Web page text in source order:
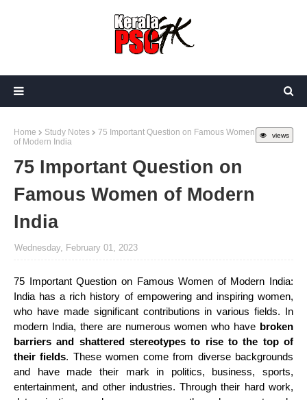
views
Home Study Notes
75 Important Question on Famous Women
of Modern India
75 Important Question on
Famous Women of Modern
India
Wednesday, February 01, 2023
75 Important Question on Famous Women of Modern India:
India has a rich history of empowering and inspiring women,
who have made significant contributions in various fields. In
modern India, there are numerous women who have broken
barriers and shattered stereotypes to rise to the top of
their fields. These women come from diverse backgrounds
and have made their mark in politics, business, sports,
entertainment, and other industries. Through their hard work,